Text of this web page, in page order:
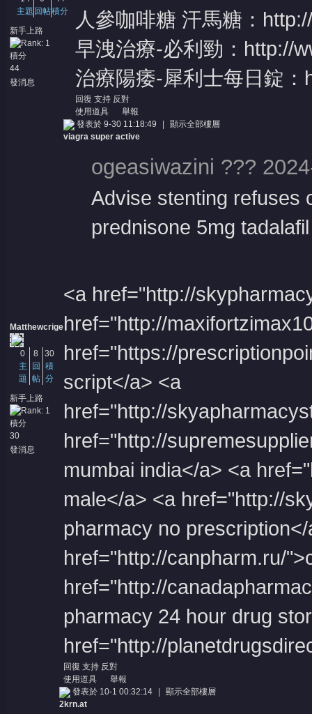
主題 回帖積分
新手上路
積分
44
發消息
人參咖啡糖 汗馬糖：
早洩治療-必利勁： http://
治療陽痿-犀利士每日錠：
回復 支持 反對
使用道具
舉報
Matthewcrige
0
主
題
8
回
帖
30
積
分
新手上路
積分
30
發消息
發表於 9-30 11:18:49
顯示全部樓層
viagra super active
ogeasiwazini ???
Advise stenting refuses
prednisone 5mg
<a href="http://
href="http://
href="https://
script</a> <a
href="http://
href="http://
mumbai india</a> <a
male</a> <a href="http://
pharmacy no
href="http://canpharm.ru/
href="http://
pharmacy 24 hour drug
href="http://
回復 支持 反對
使用道具
舉報
發表於 10-1 00:32:14
顯示全部樓層
2krn.at